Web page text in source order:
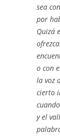
sea
por
Quizá
o con
la voz
cierto
y el